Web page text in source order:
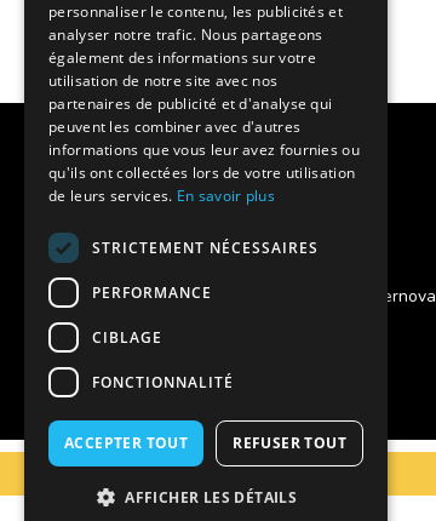
Notre histoire
Nos engagements
Charte qualité
Projet des séjours adaptés Supernova
Vous êtes un foyer de vie ?
Assurances annulation
personnaliser le contenu, les publicités et
analyser notre trafic. Nous partageons
également des informations sur votre
utilisation de notre site avec nos
partenaires de publicité et d'analyse qui
peuvent les combiner avec d'autres
informations que vous leur avez fournies ou
qu'ils ont collectées lors de votre utilisation
de leurs services. En savoir plus
STRICTEMENT NÉCESSAIRES
PERFORMANCE
CIBLAGE
FONCTIONNALITÉ
ACCEPTER TOUT REFUSER TOUT
AFFICHER LES DÉTAILS